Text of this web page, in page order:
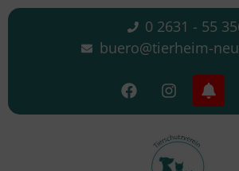
0 2631 - 55
buero@tierheim-